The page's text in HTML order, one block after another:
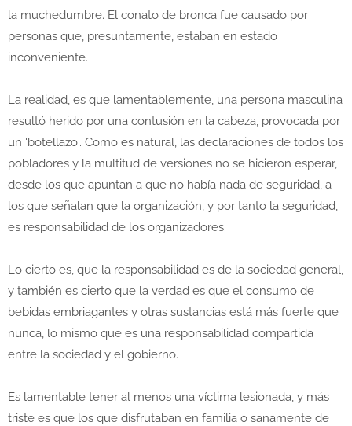
la muchedumbre. El conato de bronca fue causado por
personas que, presuntamente, estaban en estado
inconveniente.
La realidad, es que lamentablemente, una persona masculina
resultó herido por una contusión en la cabeza, provocada por
un 'botellazo'. Como es natural, las declaraciones de todos los
pobladores y la multitud de versiones no se hicieron esperar,
desde los que apuntan a que no había nada de seguridad, a
los que señalan que la organización, y por tanto la seguridad,
es responsabilidad de los organizadores.
Lo cierto es, que la responsabilidad es de la sociedad general,
y también es cierto que la verdad es que el consumo de
bebidas embriagantes y otras sustancias está más fuerte que
nunca, lo mismo que es una responsabilidad compartida
entre la sociedad y el gobierno.
Es lamentable tener al menos una víctima lesionada, y más
triste es que los que disfrutaban en familia o sanamente de